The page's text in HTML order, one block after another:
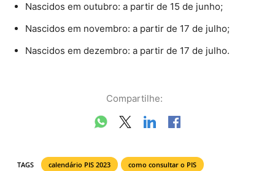
Nascidos em outubro: a partir de 15 de junho;
Nascidos em novembro: a partir de 17 de julho;
Nascidos em dezembro: a partir de 17 de julho.
Compartilhe:
TAGS calendário PIS 2023
como consultar o PIS